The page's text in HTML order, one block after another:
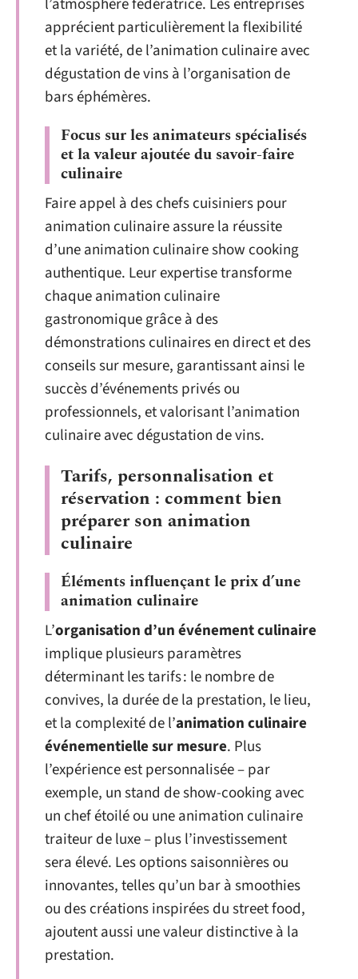
apprécient particulièrement la flexibilité
et la variété, de l’animation culinaire avec
dégustation de vins à l’organisation de
bars éphémères.
Focus sur les animateurs spécialisés
et la valeur ajoutée du savoir-faire
culinaire
Faire appel à des chefs cuisiniers pour
animation culinaire assure la réussite
d’une animation culinaire show cooking
authentique. Leur expertise transforme
chaque animation culinaire
gastronomique grâce à des
démonstrations culinaires en direct et des
conseils sur mesure, garantissant ainsi le
succès d’événements privés ou
professionnels, et valorisant l’animation
culinaire avec dégustation de vins.
Tarifs, personnalisation et
réservation : comment bien
préparer son animation
culinaire
Éléments influençant le prix d’une
animation culinaire
L’organisation d’un événement culinaire
implique plusieurs paramètres
déterminant les tarifs : le nombre de
convives, la durée de la prestation, le lieu,
et la complexité de l’animation culinaire
événementielle sur mesure. Plus
l’expérience est personnalisée – par
exemple, un stand de show-cooking avec
un chef étoilé ou une animation culinaire
traiteur de luxe – plus l’investissement
sera élevé. Les options saisonnières ou
innovantes, telles qu’un bar à smoothies
ou des créations inspirées du street food,
ajoutent aussi une valeur distinctive à la
prestation.